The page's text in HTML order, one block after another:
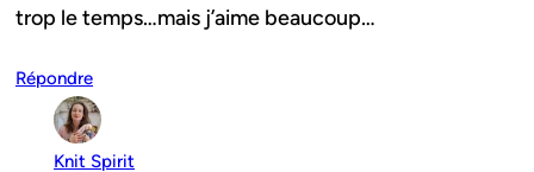
trop le temps…mais j’aime beaucoup…
Répondre
Knit Spirit